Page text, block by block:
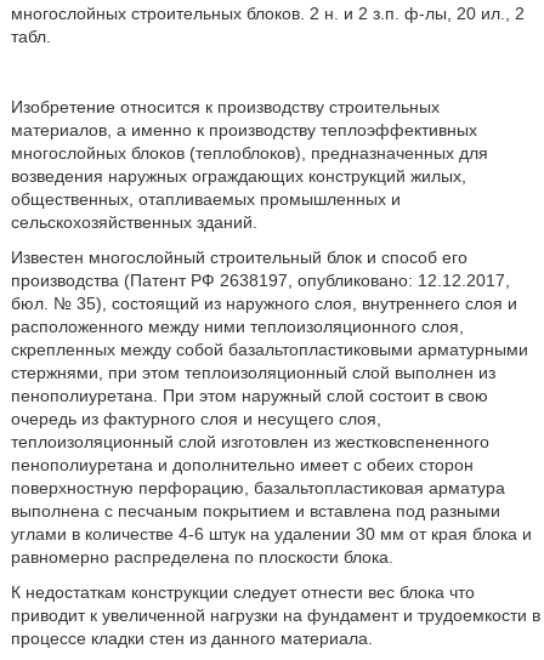
многослойных строительных блоков. 2 н. и 2 з.п. ф-лы, 20 ил., 2
табл.
Изобретение относится к производству строительных
материалов, а именно к производству теплоэффективных
многослойных блоков (теплоблоков), предназначенных для
возведения наружных ограждающих конструкций жилых,
общественных, отапливаемых промышленных и
сельскохозяйственных зданий.
Известен многослойный строительный блок и способ его
производства (Патент РФ 2638197, опубликовано: 12.12.2017,
бюл. № 35), состоящий из наружного слоя, внутреннего слоя и
расположенного между ними теплоизоляционного слоя,
скрепленных между собой базальтопластиковыми арматурными
стержнями, при этом теплоизоляционный слой выполнен из
пенополиуретана. При этом наружный слой состоит в свою
очередь из фактурного слоя и несущего слоя,
теплоизоляционный слой изготовлен из жестковспененного
пенополиуретана и дополнительно имеет с обеих сторон
поверхностную перфорацию, базальтопластиковая арматура
выполнена с песчаным покрытием и вставлена под разными
углами в количестве 4-6 штук на удалении 30 мм от края блока и
равномерно распределена по плоскости блока.
К недостаткам конструкции следует отнести вес блока что
приводит к увеличенной нагрузки на фундамент и трудоемкости в
процессе кладки стен из данного материала.